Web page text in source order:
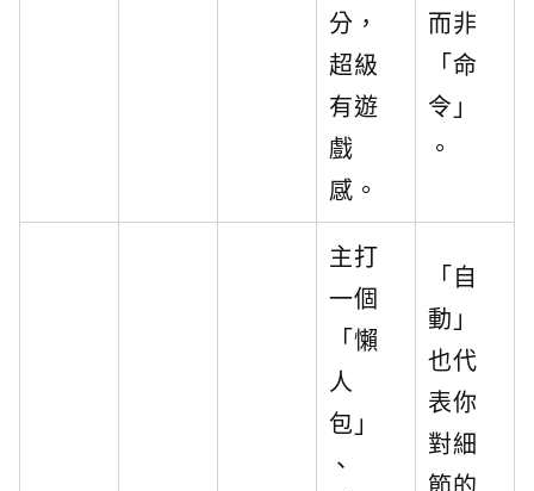
分，
超級
有遊
戲
感。
而非
「命
令」
。
主打
一個
「懶
人
包」
、
「自
動」
也代
表你
對細